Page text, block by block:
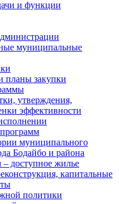
и функции
муниципальные
планы закупки
утверждения,
эффективности
муниципального
Бодайбо и района
доступное жилье
капитальные
политики